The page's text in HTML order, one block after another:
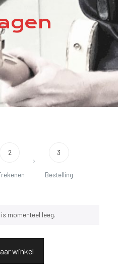
2 3
Bestelling
momenteel leeg.
winkel